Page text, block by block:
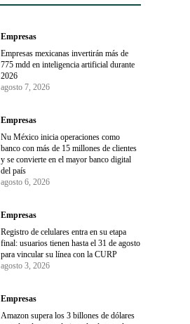
Empresas
Empresas mexicanas invertirán más de
775 mdd en inteligencia artificial durante
2026
agosto 7, 2026
Empresas
Nu México inicia operaciones como
banco con más de 15 millones de clientes
y se convierte en el mayor banco digital
del país
agosto 6, 2026
Empresas
Registro de celulares entra en su etapa
final: usuarios tienen hasta el 31 de agosto
para vincular su línea con la CURP
agosto 3, 2026
Empresas
Amazon supera los 3 billones de dólares